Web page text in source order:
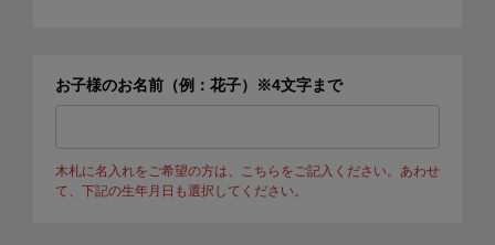
お子様のお名前（例：花子）※4文字まで
木札に名入れをご希望の方は、こちらをご記入ください。あわせ
て、下記の生年月日も選択してください。